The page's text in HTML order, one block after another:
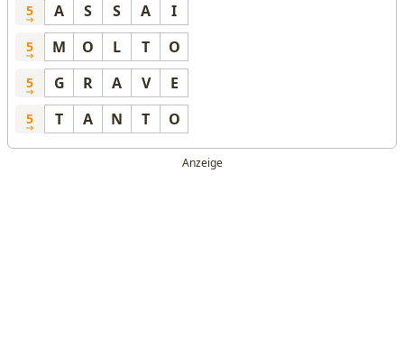
5 A S S A I
5 M O L T O
5 G R A V E
5 T A N T O